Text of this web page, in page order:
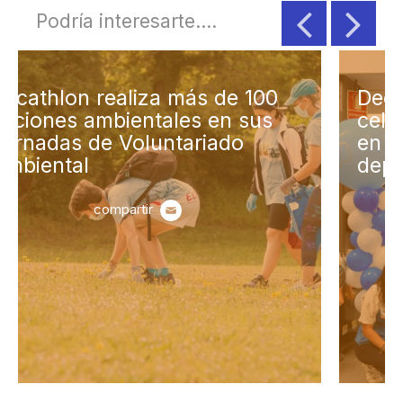
Podría interesarte....
Decathlon Alcalá de Henares
celebra sus bodas de plata
en un año marcado por el
deporte
compartir